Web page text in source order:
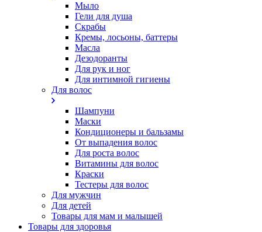
Мыло
Гели для душа
Скрабы
Кремы, лосьоны, баттеры
Масла
Дезодоранты
Для рук и ног
Для интимной гигиены
Для волос
Шампуни
Маски
Кондиционеры и бальзамы
От выпадения волос
Для роста волос
Витамины для волос
Краски
Тестеры для волос
Для мужчин
Для детей
Товары для мам и малышей
Товары для здоровья